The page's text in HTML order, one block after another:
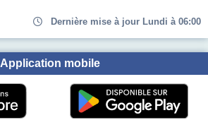
Dernière mise à jour Lundi à 06:00
Application mobile